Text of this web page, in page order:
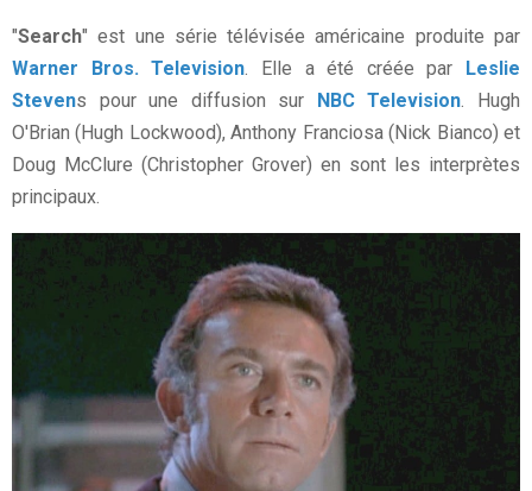
"Search" est une série télévisée américaine produite par
Warner Bros. Television . Elle a été créée par Leslie
Stevens pour une diffusion sur NBC Television . Hugh
O'Brian (Hugh Lockwood), Anthony Franciosa (Nick Bianco) et
Doug McClure (Christopher Grover) en sont les interprètes
principaux.